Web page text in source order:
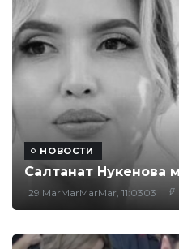
НОВОСТИ
Салтанат Нукенова
29 MarMarMarMar, 11:0303